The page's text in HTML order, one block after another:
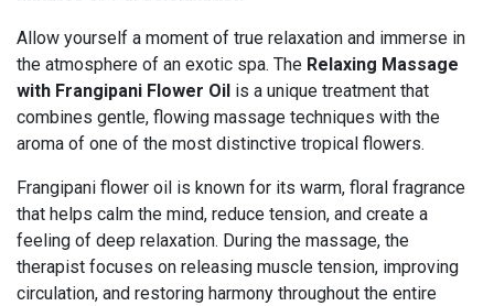
Allow yourself a moment of true relaxation and immerse in
the atmosphere of an exotic spa. The Relaxing Massage
with Frangipani Flower Oil is a unique treatment that
combines gentle, flowing massage techniques with the
aroma of one of the most distinctive tropical flowers.
Frangipani flower oil is known for its warm, floral fragrance
that helps calm the mind, reduce tension, and create a
feeling of deep relaxation. During the massage, the
therapist focuses on releasing muscle tension, improving
circulation, and restoring harmony throughout the entire